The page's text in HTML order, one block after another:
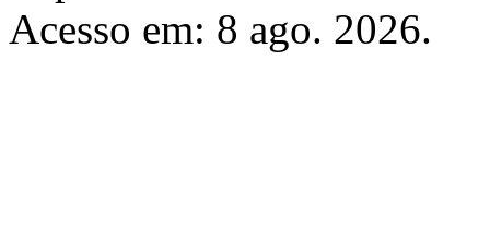
Acesso em: 8 ago. 2026.